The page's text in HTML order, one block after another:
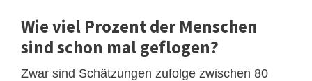
Wie viel Prozent der Menschen
sind schon mal geflogen?
Zwar sind Schätzungen zufolge zwischen 80